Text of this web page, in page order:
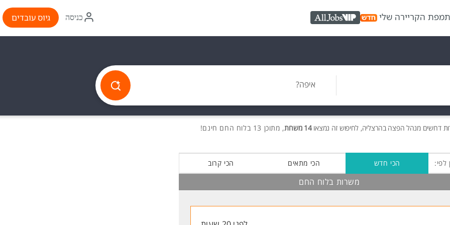
מפת הקריירה שלי AllJobs VIP
איקון
התחברות
כניסה גיוס עובדים
איפה?
דרושים מנהל הפצה בהרצליה, לחיפוש זה נמצאו14 משרות , מתוכן 13 בלוח החם חינם!
לפי: הכי חדש הכי מתאים הכי קרוב
משרות בלוח החם